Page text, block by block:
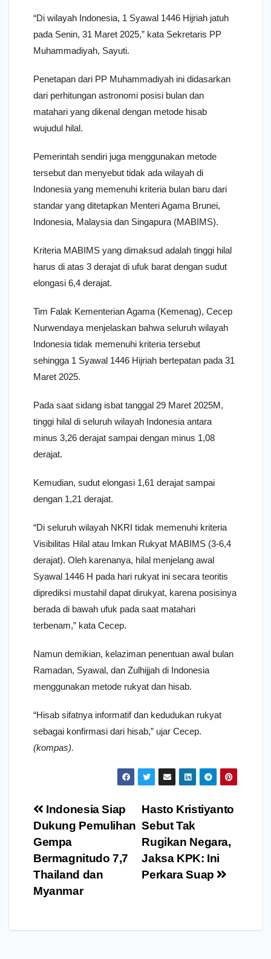
“Di wilayah Indonesia, 1 Syawal 1446 Hijriah jatuh
pada Senin, 31 Maret 2025,” kata Sekretaris PP
Muhammadiyah, Sayuti.
Penetapan dari PP Muhammadiyah ini didasarkan
dari perhitungan astronomi posisi bulan dan
matahari yang dikenal dengan metode hisab
wujudul hilal.
Pemerintah sendiri juga menggunakan metode
tersebut dan menyebut tidak ada wilayah di
Indonesia yang memenuhi kriteria bulan baru dari
standar yang ditetapkan Menteri Agama Brunei,
Indonesia, Malaysia dan Singapura (MABIMS).
Kriteria MABIMS yang dimaksud adalah tinggi hilal
harus di atas 3 derajat di ufuk barat dengan sudut
elongasi 6,4 derajat.
Tim Falak Kementerian Agama (Kemenag), Cecep
Nurwendaya menjelaskan bahwa seluruh wilayah
Indonesia tidak memenuhi kriteria tersebut
sehingga 1 Syawal 1446 Hijriah bertepatan pada 31
Maret 2025.
Pada saat sidang isbat tanggal 29 Maret 2025M,
tinggi hilal di seluruh wilayah Indonesia antara
minus 3,26 derajat sampai dengan minus 1,08
derajat.
Kemudian, sudut elongasi 1,61 derajat sampai
dengan 1,21 derajat.
“Di seluruh wilayah NKRI tidak memenuhi kriteria
Visibilitas Hilal atau Imkan Rukyat MABIMS (3-6,4
derajat). Oleh karenanya, hilal menjelang awal
Syawal 1446 H pada hari rukyat ini secara teoritis
diprediksi mustahil dapat dirukyat, karena posisinya
berada di bawah ufuk pada saat matahari
terbenam,” kata Cecep.
Namun demikian, kelaziman penentuan awal bulan
Ramadan, Syawal, dan Zulhijjah di Indonesia
menggunakan metode rukyat dan hisab.
“Hisab sifatnya informatif dan kedudukan rukyat
sebagai konfirmasi dari hisab,” ujar Cecep.
(kompas).
Navigasi
pos
Hasto Kristiyanto
Sebut Tak
Rugikan Negara,
Jaksa KPK: Ini
Perkara Suap
Indonesia Siap
Dukung Pemulihan
Gempa
Bermagnitudo 7,7
Thailand dan
Myanmar